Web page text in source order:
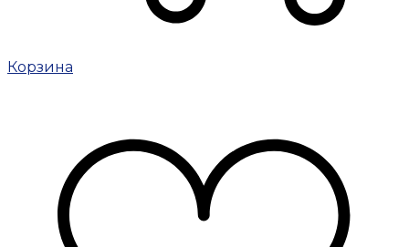
Корзина